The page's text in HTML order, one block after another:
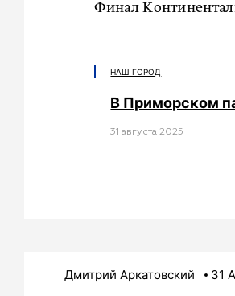
Финал
НАШ ГОРОД
В Приморском
31 августа 2025
Дмитрий Аркатовский 31